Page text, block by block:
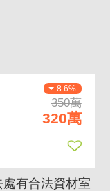
8.6%
350萬
320萬